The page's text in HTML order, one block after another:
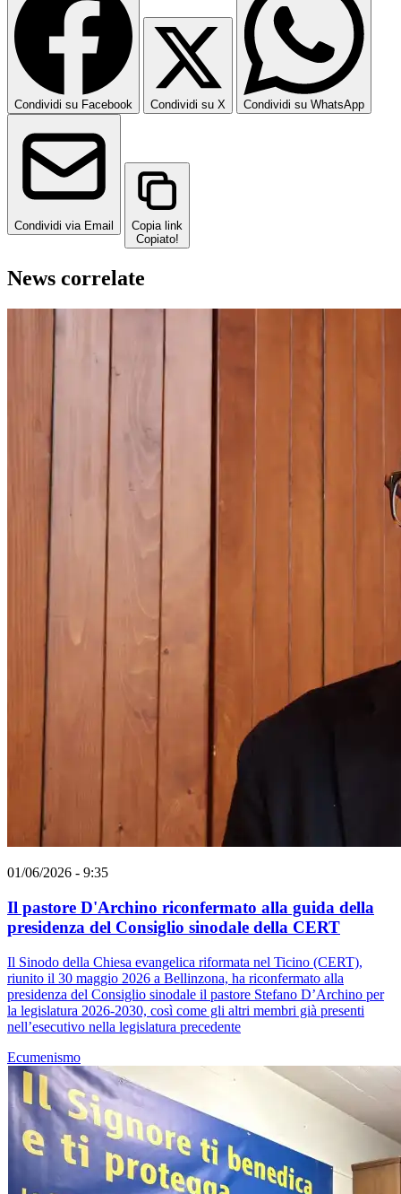
Condividi su Facebook Condividi su X Condividi su WhatsApp
Condividi via Email
Copia link
Copiato!
News correlate
01/06/2026 - 9:35
Il pastore D'Archino riconfermato alla guida della
presidenza del Consiglio sinodale della CERT
Il Sinodo della Chiesa evangelica riformata nel Ticino (CERT),
riunito il 30 maggio 2026 a Bellinzona, ha riconfermato alla
presidenza del Consiglio sinodale il pastore Stefano D’Archino per
la legislatura 2026-2030, così come gli altri membri già presenti
nell’esecutivo nella legislatura precedente
Ecumenismo